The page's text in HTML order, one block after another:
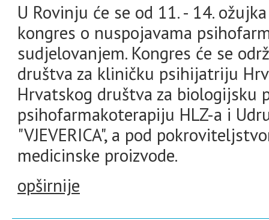
U Rovinju će se od 11. - 14.
kongres o nuspojavama
sudjelovanjem. Kongres će se
društva za kliničku psihijatriju
Hrvatskog društva za biologijsku
psihofarmakoterapiju HLZ-a i
"VJEVERICA", a pod
medicinske proizvode.
opširnije